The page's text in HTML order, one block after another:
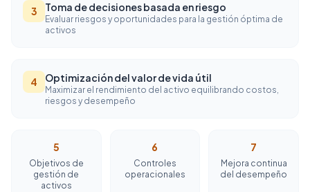
3 Toma de decisiones basada en riesgo
Evaluar riesgos y oportunidades para la gestión óptima de
activos
4 Optimización del valor de vida útil
Maximizar el rendimiento del activo equilibrando costos,
riesgos y desempeño
5
Objetivos de
gestión de
activos
6
Controles
operacionales
7
Mejora continua
del desempeño